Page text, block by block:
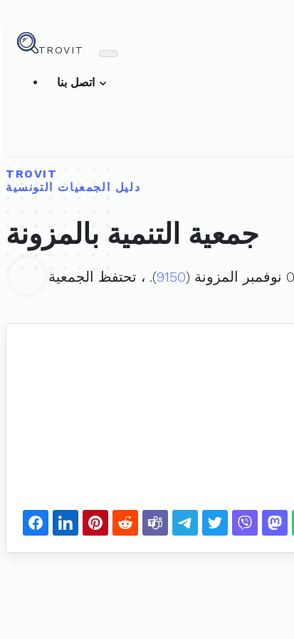
TROVIT
TROVIT
دليل الجمعيات التونسية
جمعية التنمية بالمزونة
9150). ، تحتفظ الجمعية